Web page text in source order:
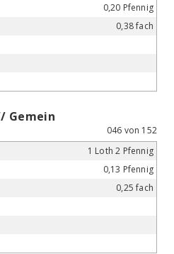
0,20 Pfennig
0,38 fach
Gemein
046 von 152
1 Loth 2 Pfennig
0,13 Pfennig
0,25 fach